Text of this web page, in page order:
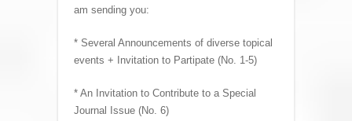
am sending you:
* Several Announcements of diverse topical
events + Invitation to Partipate (No. 1-5)
* An Invitation to Contribute to a Special
Journal Issue (No. 6)